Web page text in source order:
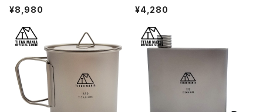
ドル付 超軽量 頑丈 直火OK 鍋 フラ
ンプ アウトドア キャンプ用品 収納袋
付き
¥8,980
ハンドル付き 超軽量 頑丈 直火OK
プ BBQ バーベキュー アウトドア キ
ャンプ用品 収納袋付き
¥4,280